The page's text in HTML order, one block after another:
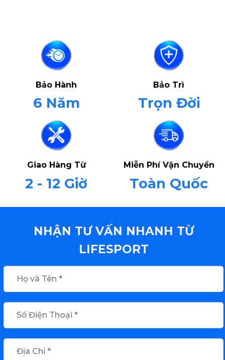
Bảo Hành
6 Năm
Bảo Trì
Trọn Đời
Giao Hàng Từ
2 - 12 Giờ
Miễn Phí Vận Chuyển
Toàn Quốc
NHẬN TƯ VẤN NHANH TỪ
LIFESPORT